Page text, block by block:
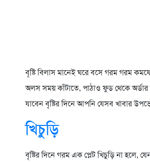
বৃষ্টি বিলাস মানেই ঘরে বসে গরম গরম
অলস সময় কাঁটাতে, পাঠাও ফুড থেকে
যাবেন বৃষ্টির দিনে আপনি যেসব খাবার
খিচুড়ি
বৃষ্টির দিনে গরম এক প্লেট খিচুড়ি না হলে,